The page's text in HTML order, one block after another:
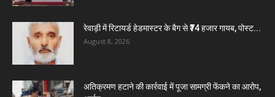
रेवाड़ी में रिटायर्ड हेडमास्टर के बैग से ₹74 हजार गायब, पोस्ट...
August 8, 2026
अतिक्रमण हटाने की कार्रवाई में पूजा सामग्री फेंकने का आरोप,